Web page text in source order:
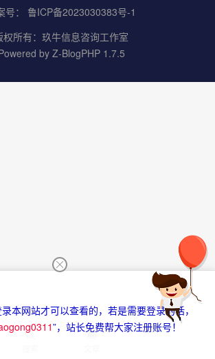
号： 鲁ICP备2023030383号-1
权所有： 玖牛信息咨询工作室
by Z-BlogPHP 1.7.5
本网站才可以查看的，若是需要登录的话，
”，站长免费帮大家注册账号！